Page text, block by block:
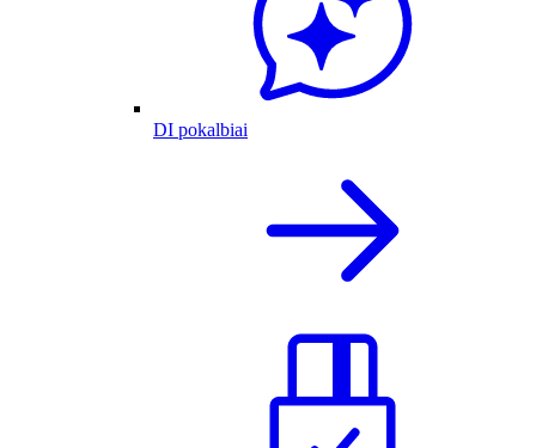
DI pokalbiai